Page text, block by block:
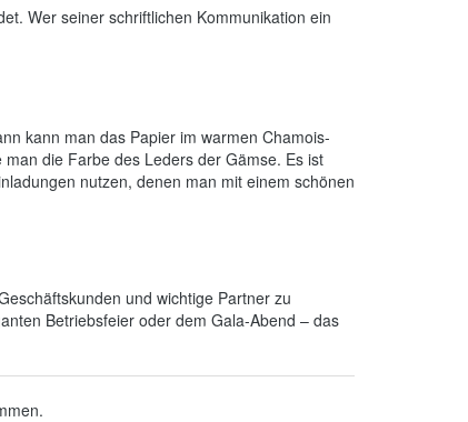
Wer seiner schriftlichen Kommunikation ein
kann man das Papier im warmen Chamois-
die Farbe des Leders der Gämse. Es ist
nutzen, denen man mit einem schönen
und wichtige Partner zu
Betriebsfeier oder dem Gala-Abend – das